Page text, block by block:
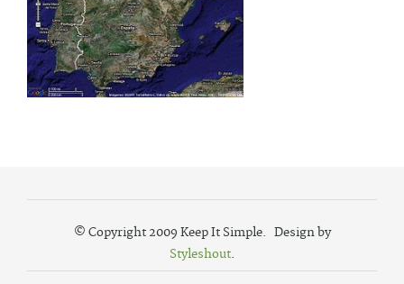
© Copyright 2009 Keep It Simple. Design by
Styleshout.